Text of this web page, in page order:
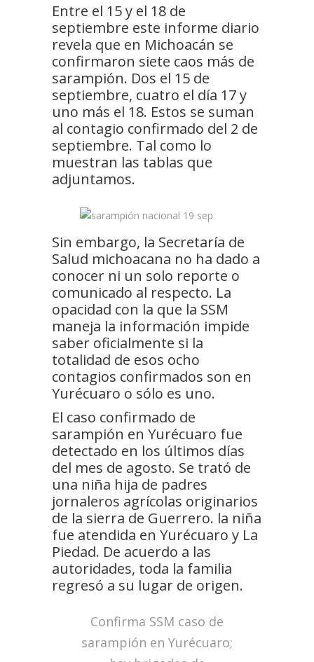
Entre el 15 y el 18 de
septiembre este informe diario
revela que en Michoacán se
confirmaron siete caos más de
sarampión. Dos el 15 de
septiembre, cuatro el día 17 y
uno más el 18. Estos se suman
al contagio confirmado del 2 de
septiembre. Tal como lo
muestran las tablas que
adjuntamos.
Sin embargo, la Secretaría de
Salud michoacana no ha dado a
conocer ni un solo reporte o
comunicado al respecto. La
opacidad con la que la SSM
maneja la información impide
saber oficialmente si la
totalidad de esos ocho
contagios confirmados son en
Yurécuaro o sólo es uno.
El caso confirmado de
sarampión en Yurécuaro fue
detectado en los últimos días
del mes de agosto. Se trató de
una niña hija de padres
jornaleros agrícolas originarios
de la sierra de Guerrero. la niña
fue atendida en Yurécuaro y La
Piedad. De acuerdo a las
autoridades, toda la familia
regresó a su lugar de origen.
Confirma SSM caso de
sarampión en Yurécuaro;